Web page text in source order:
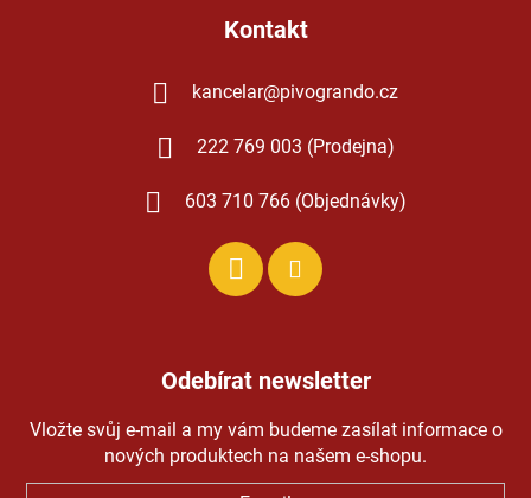
Kontakt
kancelar@pivogrando.cz
222 769 003 (Prodejna)
603 710 766 (Objednávky)
Odebírat newsletter
Vložte svůj e-mail a my vám budeme zasílat informace o
nových produktech na našem e-shopu.